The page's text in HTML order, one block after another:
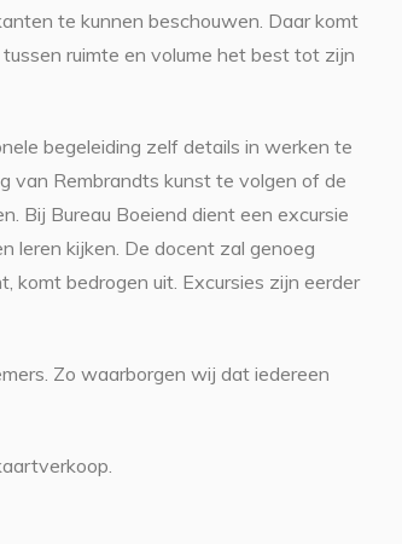
te kunnen beschouwen. Daar komt
ruimte en volume het best tot zijn
begeleiding zelf details in werken te
van Rembrandts kunst te volgen of de
Bij Bureau Boeiend dient een excursie
leren kijken. De docent zal genoeg
komt bedrogen uit. Excursies zijn eerder
Zo waarborgen wij dat iedereen